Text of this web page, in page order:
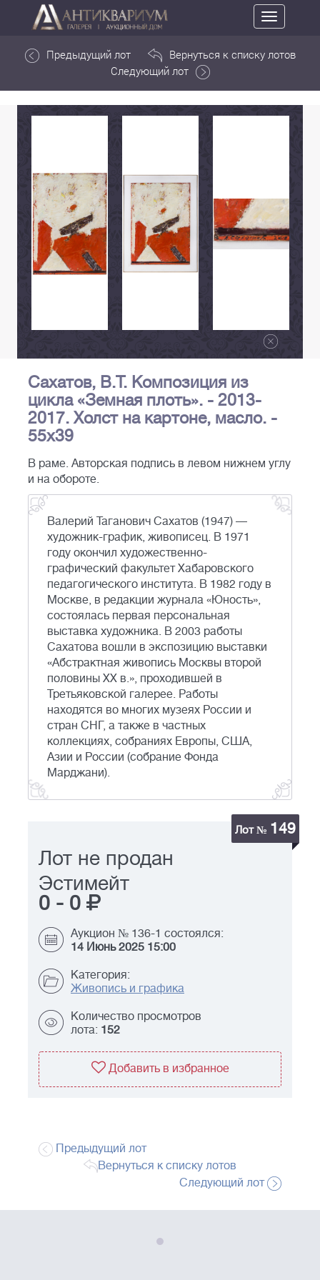
Toggle
navigation
Предыдущий лот
Вернуться к списку лотов
Следующий лот
Сахатов, В.Т. Композиция из
цикла «Земная плоть». - 2013-
2017. Холст на картоне, масло. -
55х39
В раме. Авторская подпись в левом нижнем углу
и на обороте.
Валерий Таганович Сахатов (1947) —
художник-график, живописец. В 1971
году окончил художественно-
графический факультет Хабаровского
педагогического института. В 1982 году в
Москве, в редакции журнала «Юность»,
состоялась первая персональная
выставка художника. В 2003 работы
Сахатова вошли в экспозицию выставки
«Абстрактная живопись Москвы второй
половины XX в.», проходившей в
Третьяковской галерее. Работы
находятся во многих музеях России и
стран СНГ, а также в частных
коллекциях, собраниях Европы, США,
Азии и России (собрание Фонда
Марджани).
Лот № 149
Лот не продан
Эстимейт
0 - 0
Аукцион № 136-1 состоялся:
14 Июнь 2025 15:00
Категория:
Живопись и графика
Количество просмотров
лота: 152
Добавить в избранное
Предыдущий лот
Вернуться к списку лотов
Следующий лот